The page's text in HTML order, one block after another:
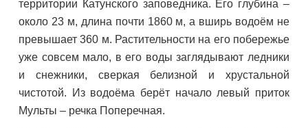
территории Катунского заповедника. Его глубина –
около 23 м, длина почти 1860 м, а вширь водоём не
превышает 360 м. Растительности на его побережье
уже совсем мало, в его воды заглядывают ледники
и снежники, сверкая белизной и хрустальной
чистотой. Из водоёма берёт начало левый приток
Мульты – речка Поперечная.